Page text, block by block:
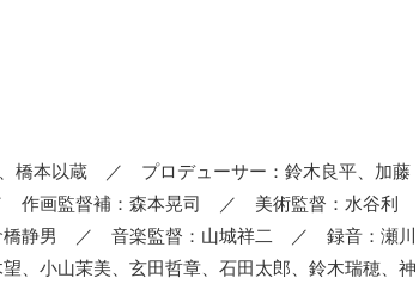
橋本以蔵 ／ プロデューサー：鈴木良平、加藤
画監督補：森本晃司 ／ 美術監督：水谷利
静男 ／ 音楽監督：山城祥二 ／ 録音：瀬川
小山茉美、玄田哲章、石田太郎、鈴木瑞穂、神